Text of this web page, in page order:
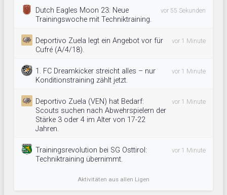
Dutch Eagles Moon 23: Neue
Trainingswoche mit Techniktraining.
vor 55 Sekunden
Deportivo Zuela legt ein Angebot vor für
Cufré (A/4/18).
vor 1 Minute
1. FC Dreamkicker streicht alles – nur
Konditionstraining zählt jetzt.
vor 1 Minute
Deportivo Zuela (VEN) hat Bedarf:
Scouts suchen nach Abwehrspielern der
Stärke 3 oder 4 im Alter von 17-22
Jahren.
vor 1 Minute
Trainingsrevolution bei SG Osttirol:
Techniktraining übernimmt.
vor 1 Minute
Aktivitäten aus allen Ligen